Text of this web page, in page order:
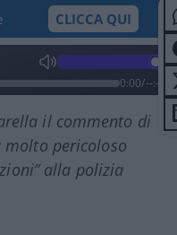
CLICCA QUI
0:00/--:--
il commento di
molto pericoloso
alla polizia